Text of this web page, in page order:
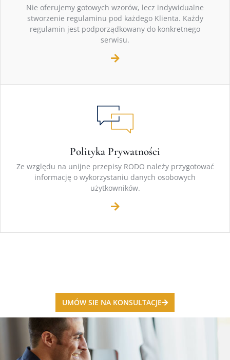
Nie oferujemy gotowych wzorów, lecz indywidualne
stworzenie regulaminu pod każdego Klienta. Każdy
regulamin jest podporządkowany do konkretnego
serwisu.
Polityka Prywatności
Ze względu na unijne przepisy RODO należy przygotować
informację o wykorzystaniu danych osobowych
użytkowników.
UMÓW SIE NA KONSULTACJE